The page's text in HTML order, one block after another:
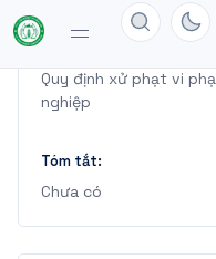
Quy định xử phạt vi
nghiệp
Tóm tắt:
Chưa có